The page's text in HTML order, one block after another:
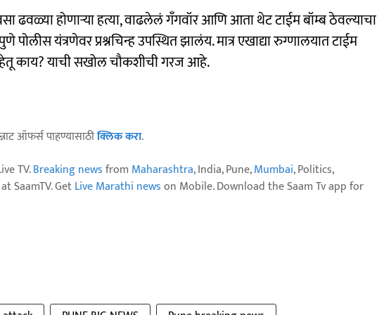
ढवळ्या होणाऱ्या हत्या, वाढलेलं गँगवॉर आणि आता थेट टाईम बॉम्ब ठेवल्याचा
पोलीस यंत्रणेवर प्रश्नचिन्ह उपस्थित झालंय. मात्र एखाद्या रुग्णालयात टाईम
काय? याची सखोल चौकशीची गरज आहे.
ऑफर्स पाहण्यासाठीक्लिक करा.
TV.Breaking newsfrom Maharashtra, India, Pune,Mumbai, Politics,
SaamTV. GetLive Marathi newson Mobile. Download the Saam Tv app for